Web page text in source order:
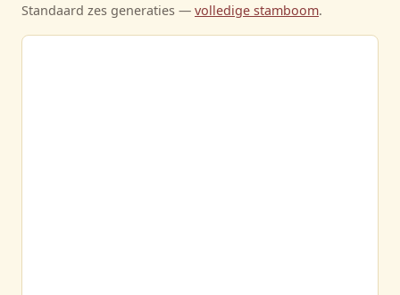
Standaard zes generaties — volledige stamboom.